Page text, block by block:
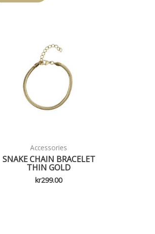
Accessories
SNAKE CHAIN BRACELET
THIN GOLD
kr299.00